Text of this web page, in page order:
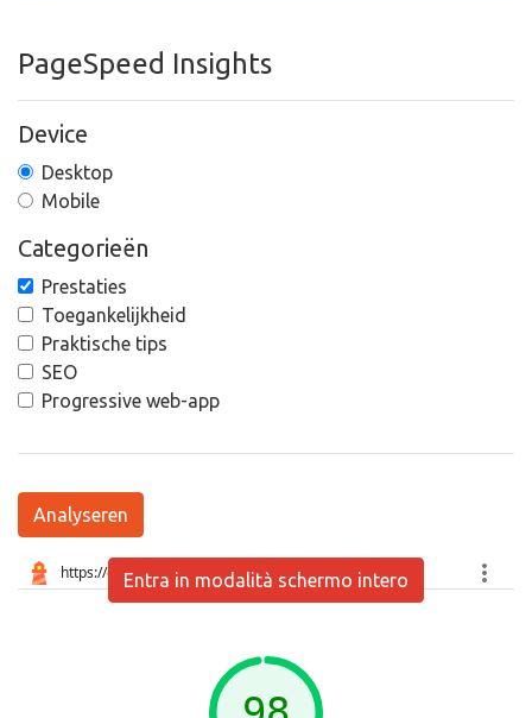
PageSpeed Insights
Device
Desktop
Mobile
Categorieën
Prestaties
Toegankelijkheid
Praktische tips
SEO
Progressive web-app
Analyseren
Entra in modalità schermo intero